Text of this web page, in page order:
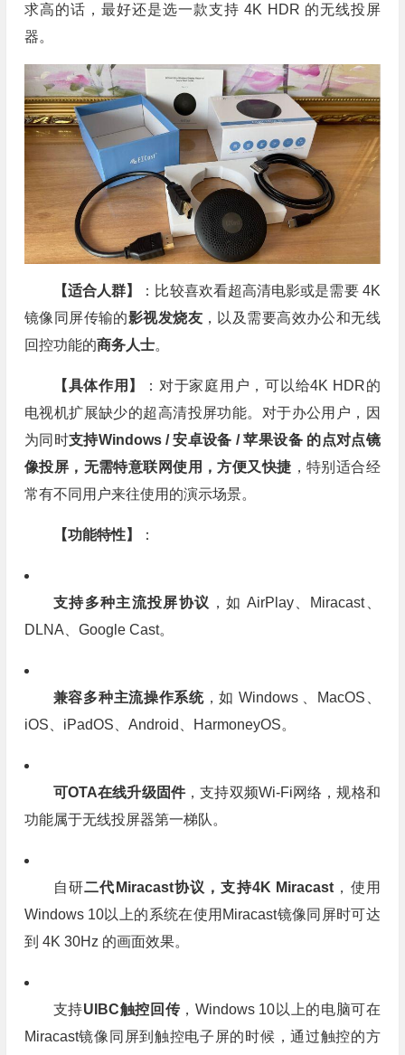
求高的话，最好还是选一款支持 4K HDR 的无线投屏
器。
【适合人群】
：比较喜欢看超高清电影或是需要 4K
镜像同屏传输的影视发烧友 ，以及需要高效办公和无线
回控功能的商务人士。
【具体作用】
：对于家庭用户，可以给4K HDR的
电视机扩展缺少的超高清投屏功能。对于办公用户，因
为同时支持Windows / 安卓设备 / 苹果设备 的点对点镜
像投屏， 无需特意联网使用，方便又快捷 ，特别适合经
常有不同用户来往使用的演示场景。
【功能特性】 ：
支持多种主流投屏协议 ，如 AirPlay、Miracast、
DLNA、Google Cast。
兼容多种主流操作系统，如 Windows 、MacOS、
iOS、iPadOS、Android、HarmoneyOS。
可OTA在线升级固件，支持双频Wi-Fi网络，规格和
功能属于无线投屏器第一梯队。
自研二代Miracast协议，支持4K Miracast ，使用
Windows 10以上的系统在使用Miracast镜像同屏时可达
到 4K 30Hz 的画面效果。
支持UIBC触控回传，Windows 10以上的电脑可在
Miracast镜像同屏到触控电子屏的时候，通过触控的方